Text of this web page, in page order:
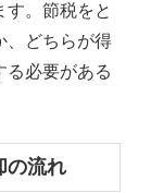
す。節税をと
、どちらが得
る必要がある
の流れ